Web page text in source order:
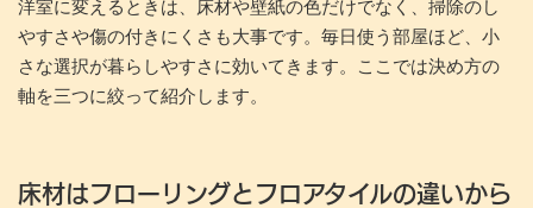
洋室に変えるときは、床材や壁紙の色だけでなく、掃除のし
やすさや傷の付きにくさも大事です。毎日使う部屋ほど、小
さな選択が暮らしやすさに効いてきます。ここでは決め方の
軸を三つに絞って紹介します。
床材はフローリングとフロアタイルの違いから